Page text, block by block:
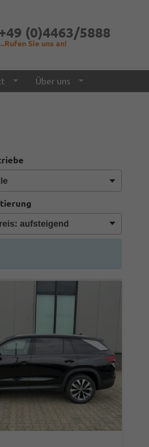
(0)4463/5888
Sie uns an!
Über uns